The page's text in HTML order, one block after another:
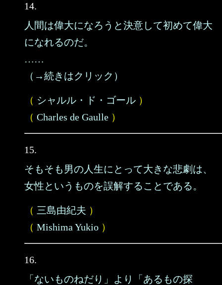
14.
人間は偉大になろうと決意して初めて偉大
になれるのだ。
……
（→続きはクリック）
（ シャルル・ド・ゴール ）
（ Charles de Gaulle ）
15.
そもそも男の人生にとって大きな悲劇は、
女性というものを誤解することである。
（ 三島由紀夫 ）
（ Mishima Yukio ）
16.
「ないものねだり」より「あるもの探